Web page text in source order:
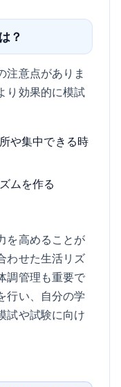
？
注意点がありま
り効果的に模試
や集中できる時
ムを作る
を高めることが
わせた生活リズ
調管理も重要で
行い、自分の学
試や試験に向け